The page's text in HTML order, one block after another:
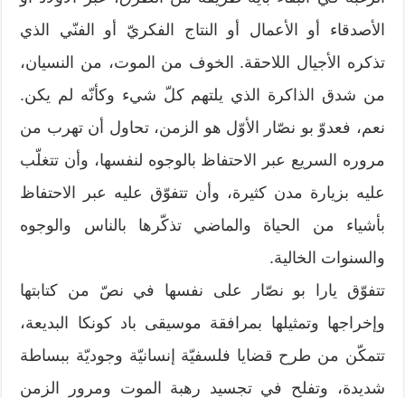
الأصدقاء أو الأعمال أو النتاج الفكريّ أو الفنّي الذي
تذكره الأجيال اللاحقة. الخوف من الموت، من النسيان،
من شدق الذاكرة الذي يلتهم كلّ شيء وكأنّه لم يكن.
نعم، فعدوّ بو نصّار الأوّل هو الزمن، تحاول أن تهرب من
مروره السريع عبر الاحتفاظ بالوجوه لنفسها، وأن تتغلّب
عليه بزيارة مدن كثيرة، وأن تتفوّق عليه عبر الاحتفاظ
بأشياء من الحياة والماضي تذكّرها بالناس والوجوه
والسنوات الخالية.
تتفوّق يارا بو نصّار على نفسها في نصّ من كتابتها
وإخراجها وتمثيلها بمرافقة موسيقى باد كونكا البديعة،
تتمكّن من طرح قضايا فلسفيّة إنسانيّة وجوديّة ببساطة
شديدة، وتفلح في تجسيد رهبة الموت ومرور الزمن